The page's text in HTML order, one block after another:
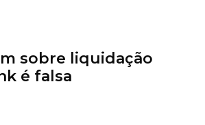
sobre liquidação
é falsa